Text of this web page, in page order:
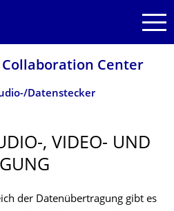
Center
Datenstecker
, VIDEO- UND
der Datenübertragung gibt es